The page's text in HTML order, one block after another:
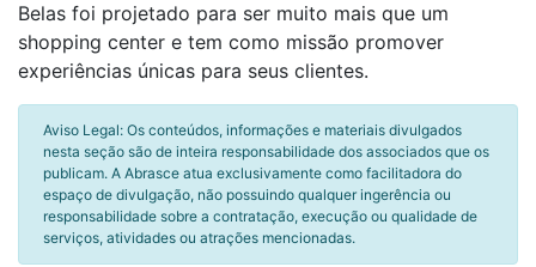
Belas foi projetado para ser muito mais que um
shopping center e tem como missão promover
experiências únicas para seus clientes.
Aviso Legal: Os conteúdos, informações e materiais divulgados
nesta seção são de inteira responsabilidade dos associados que os
publicam. A Abrasce atua exclusivamente como facilitadora do
espaço de divulgação, não possuindo qualquer ingerência ou
responsabilidade sobre a contratação, execução ou qualidade de
serviços, atividades ou atrações mencionadas.